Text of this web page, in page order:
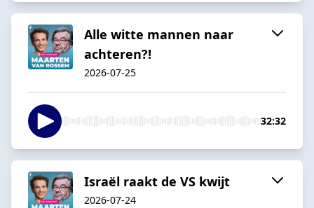
Alle witte mannen naar
achteren?!
2026-07-25
32:32
Israël raakt de VS kwijt
2026-07-24